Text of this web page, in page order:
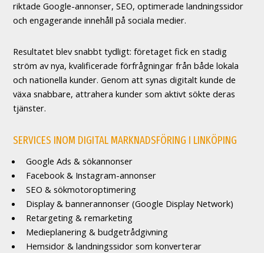
riktade Google-annonser, SEO, optimerade landningssidor
och engagerande innehåll på sociala medier.
Resultatet blev snabbt tydligt: företaget fick en stadig
ström av nya, kvalificerade förfrågningar från både lokala
och nationella kunder. Genom att synas digitalt kunde de
växa snabbare, attrahera kunder som aktivt sökte deras
tjänster.
SERVICES INOM DIGITAL MARKNADSFÖRING I LINKÖPING
Google Ads & sökannonser
Facebook & Instagram-annonser
SEO & sökmotoroptimering
Display & bannerannonser (Google Display Network)
Retargeting & remarketing
Medieplanering & budgetrådgivning
Hemsidor & landningssidor som konverterar